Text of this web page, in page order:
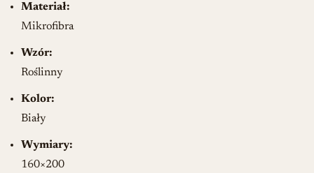
Materiał:
Mikrofibra
Wzór:
Roślinny
Kolor:
Biały
Wymiary:
160×200